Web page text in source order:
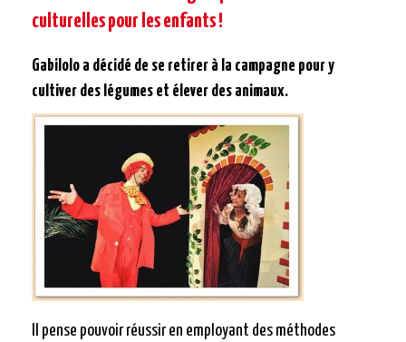
culturelles pour les enfants !
Gabilolo a décidé de se retirer à la campagne pour y
cultiver des légumes et élever des animaux.
Il pense pouvoir réussir en employant des méthodes